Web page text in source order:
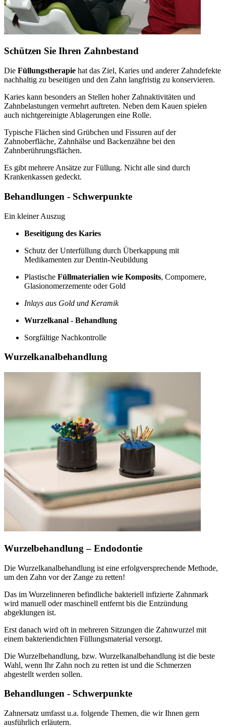
Schützen Sie Ihren Zahnbestand
Die Füllungstherapie hat das Ziel, Karies und anderer Zahndefekte
nachhaltig zu beseitigen und den Zahn langfristig zu konservieren.
Karies kann besonders an Stellen hoher Zahnaktivitäten und
Zahnbelastungen vermehrt auftreten. Neben dem Kauen spielen
auch nichtgereinigte Ablagerungen eine Rolle.
Typische Flächen sind Grübchen und Fissuren auf der
Zahnoberfläche, Zahnhälse und Backenzähne bei den
Zahnberührungsflächen.
Es gibt mehrere Ansätze zur Füllung. Nicht alle sind durch
Krankenkassen gedeckt.
Behandlungen - Schwerpunkte
Ein kleiner Auszug
Beseitigung des Karies
Schutz der Unterfüllung durch Überkappung mit
Medikamenten zur Dentin-Neubildung
Plastische Füllmaterialien wie Komposits, Compomere,
Glasionomerzemente oder Gold
Inlays aus Gold und Keramik
Wurzelkanal - Behandlung
Sorgfältige Nachkontrolle
Wurzelkanalbehandlung
Wurzelbehandlung – Endodontie
Die Wurzelkanalbehandlung ist eine erfolgversprechende Methode,
um den Zahn vor der Zange zu retten!
Das im Wurzelinneren befindliche bakteriell infizierte Zahnmark
wird manuell oder maschinell entfernt bis die Entzündung
abgeklungen ist.
Erst danach wird oft in mehreren Sitzungen die Zahnwurzel mit
einem bakteriendichten Füllungsmaterial versorgt.
Die Wurzelbehandlung, bzw. Wurzelkanalbehandlung ist die beste
Wahl, wenn Ihr Zahn noch zu retten ist und die Schmerzen
abgestellt werden sollen.
Behandlungen - Schwerpunkte
Zahnersatz umfasst u.a. folgende Themen, die wir Ihnen gern
ausführlich erläutern.